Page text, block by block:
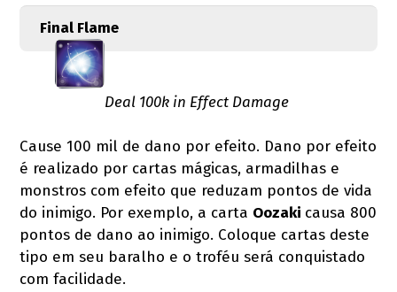
Final Flame
Deal 100k in Effect Damage
Cause 100 mil de dano por efeito. Dano por efeito
é realizado por cartas mágicas, armadilhas e
monstros com efeito que reduzam pontos de vida
do inimigo. Por exemplo, a carta Oozaki causa 800
pontos de dano ao inimigo. Coloque cartas deste
tipo em seu baralho e o troféu será conquistado
com facilidade.